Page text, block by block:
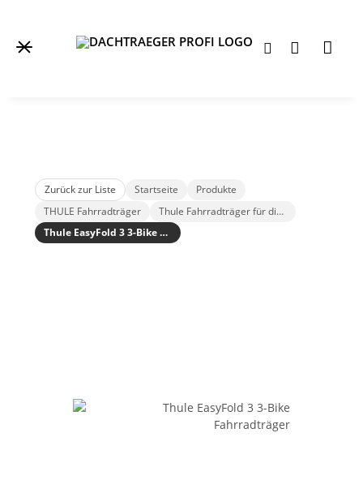
Zurück zur Liste Startseite
Produkte
THULE Fahrradträger
Thule Fahrradträger für die Anhängerkupplung
Thule EasyFold 3 3-Bike Fahrradträger